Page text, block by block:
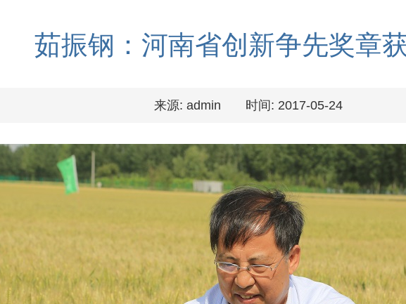
茹振钢：河南省创新争先奖章
来源: admin 时间: 2017-05-24